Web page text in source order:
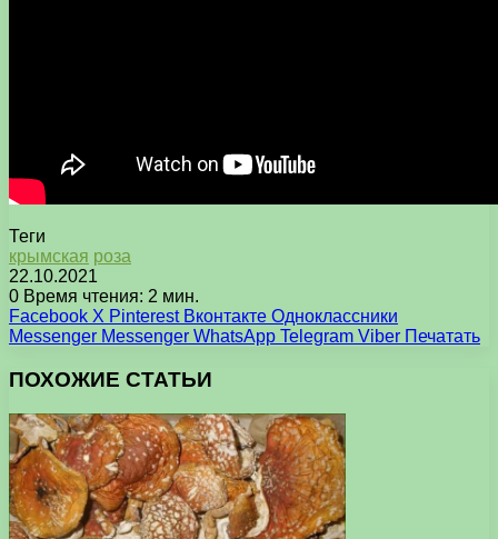
Теги
крымская роза
22.10.2021
0 Время чтения: 2 мин.
Facebook X Pinterest Вконтакте Одноклассники
Messenger Messenger WhatsApp Telegram Viber Печатать
ПОХОЖИЕ СТАТЬИ